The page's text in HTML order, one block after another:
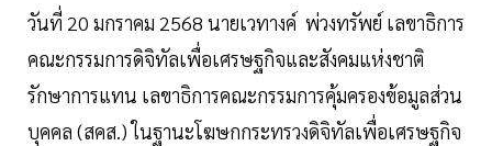
วันที่ 20 มกราคม 2568 นายเวทางค์ พ่วงทรัพย์ เลขาธิการ
คณะกรรมการดิจิทัลเพื่อเศรษฐกิจและสังคมแห่งชาติ
รักษาการแทน เลขาธิการคณะกรรมการคุ้มครองข้อมูลส่วน
บุคคล (สคส.) ในฐานะโฆษกกระทรวงดิจิทัลเพื่อเศรษฐกิจ